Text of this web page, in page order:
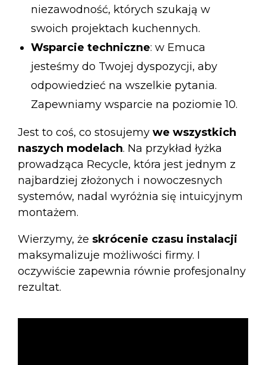
niezawodność, których szukają w
swoich projektach kuchennych.
Wsparcie techniczne: w Emuca
jesteśmy do Twojej dyspozycji, aby
odpowiedzieć na wszelkie pytania.
Zapewniamy wsparcie na poziomie 10.
Jest to coś, co stosujemy we wszystkich
naszych modelach. Na przykład łyżka
prowadząca Recycle, która jest jednym z
najbardziej złożonych i nowoczesnych
systemów, nadal wyróżnia się intuicyjnym
montażem.
Wierzymy, że skrócenie czasu instalacji
maksymalizuje możliwości firmy. I
oczywiście zapewnia równie profesjonalny
rezultat.